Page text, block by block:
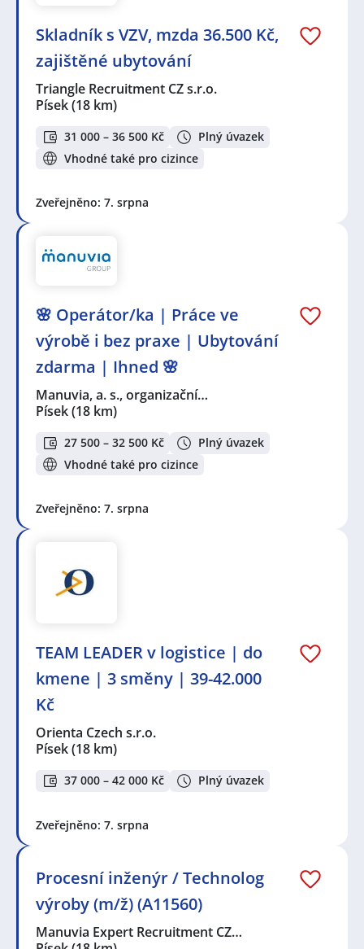
Skladník s VZV, mzda 36.500 Kč,
zajištěné ubytování
Triangle Recruitment CZ s.r.o.
Písek(18 km)
31 000 – 36 500 Kč
Plný úvazek
Vhodné také pro cizince
Zveřejněno: 7. srpna
🌸 Operátor/ka | Práce ve
výrobě i bez praxe | Ubytování
zdarma | Ihned 🌸
Manuvia, a. s., organizační…
Písek(18 km)
27 500 – 32 500 Kč
Plný úvazek
Vhodné také pro cizince
Zveřejněno: 7. srpna
TEAM LEADER v logistice | do
kmene | 3 směny | 39-42.000
Kč
Orienta Czech s.r.o.
Písek(18 km)
37 000 – 42 000 Kč Plný úvazek
Zveřejněno: 7. srpna
Procesní inženýr / Technolog
výroby (m/ž) (A11560)
Manuvia Expert Recruitment CZ…